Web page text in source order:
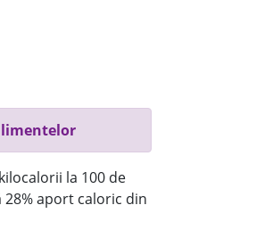
la 100 de
aport caloric din